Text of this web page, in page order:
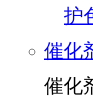
护
催化
催化